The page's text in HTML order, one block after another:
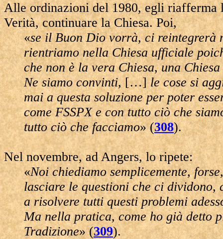
Alle ordinazioni del 1980, egli riafferma
Verità, continuare la Chiesa. Poi,
«se il Buon Dio vorrà, ci reintegrerà
rientriamo nella Chiesa ufficiale
che non è la vera Chiesa, una
Ne siamo convinti,[…]le cose si
mai a questa soluzione per poter
come FSSPX e con tutto ciò che
tutto ciò che facciamo» (308).
Nel novembre, ad Angers, lo ripete:
«Noi chiediamo semplicemente,
lasciare le questioni che ci
a risolvere tutti questi problemi
Ma nella pratica, come ho già detto
Tradizione» (309).